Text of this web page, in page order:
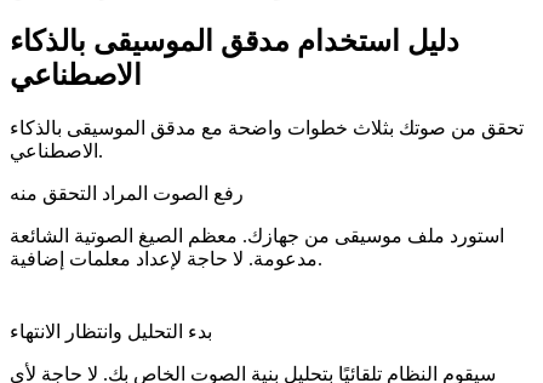
دليل استخدام مدقق الموسيقى بالذكاء
الاصطناعي
تحقق من صوتك بثلاث خطوات واضحة مع مدقق الموسيقى بالذكاء
الاصطناعي.
رفع الصوت المراد التحقق منه
استورد ملف موسيقى من جهازك. معظم الصيغ الصوتية الشائعة
مدعومة. لا حاجة لإعداد معلمات إضافية.
بدء التحليل وانتظار الانتهاء
سيقوم النظام تلقائيًا بتحليل بنية الصوت الخاص بك. لا حاجة لأي